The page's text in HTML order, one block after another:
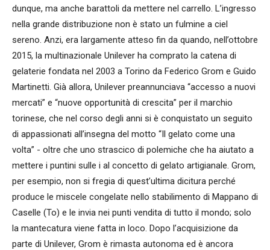
dunque, ma anche barattoli da mettere nel carrello. L’ingresso
nella grande distribuzione non è stato un fulmine a ciel
sereno. Anzi, era largamente atteso fin da quando, nell’ottobre
2015, la multinazionale Unilever ha comprato la catena di
gelaterie fondata nel 2003 a Torino da Federico Grom e Guido
Martinetti. Già allora, Unilever preannunciava “accesso a nuovi
mercati” e “nuove opportunità di crescita” per il marchio
torinese, che nel corso degli anni si è conquistato un seguito
di appassionati all’insegna del motto “Il gelato come una
volta” - oltre che uno strascico di polemiche che ha aiutato a
mettere i puntini sulle i al concetto di gelato artigianale. Grom,
per esempio, non si fregia di quest’ultima dicitura perché
produce le miscele congelate nello stabilimento di Mappano di
Caselle (To) e le invia nei punti vendita di tutto il mondo; solo
la mantecatura viene fatta in loco. Dopo l’acquisizione da
parte di Unilever, Grom è rimasta autonoma ed è ancora